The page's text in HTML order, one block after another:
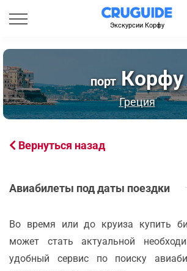
Экскурсии Корфу
портКорфу
Греция
Вернуться назад
Авиабилеты под даты поездки
Во время или до круиза купить
может стать актуальной
удобный сервис по поиску